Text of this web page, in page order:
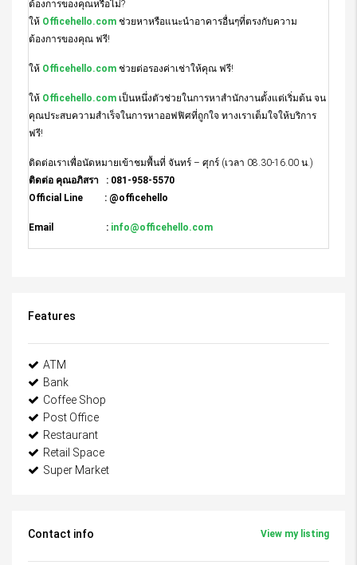
ต้องการของคุณหรือไม่?
ให้ Officehello.com ช่วยหาหรือแนะนำอาคารอื่นๆที่ตรงกับความ
ต้องการของคุณ ฟรี!
ให้ Officehello.com ช่วยต่อรองค่าเช่าให้คุณ ฟรี!
ให้ Officehello.com เป็นหนึ่งตัวช่วยในการหาสำนักงานตั้งแต่เริ่มต้น จน
คุณประสบความสำเร็จในการหาออฟฟิศที่ถูกใจ ทางเราเต็มใจให้บริการ
ฟรี!
ติดต่อเราเพื่อนัดหมายเข้าชมพื้นที่ จันทร์ – ศุกร์ (เวลา 08.30-16.00 น.)
ติดต่อ คุณอภิสรา : 081-958-5570
Official Line : @officehello
Email : info@officehello.com
Features
ATM
Bank
Coffee Shop
Post Office
Restaurant
Retail Space
Super Market
Contact info View my listing